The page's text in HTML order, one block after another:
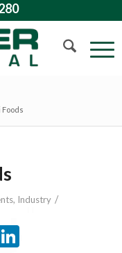
Foods
, Industry /